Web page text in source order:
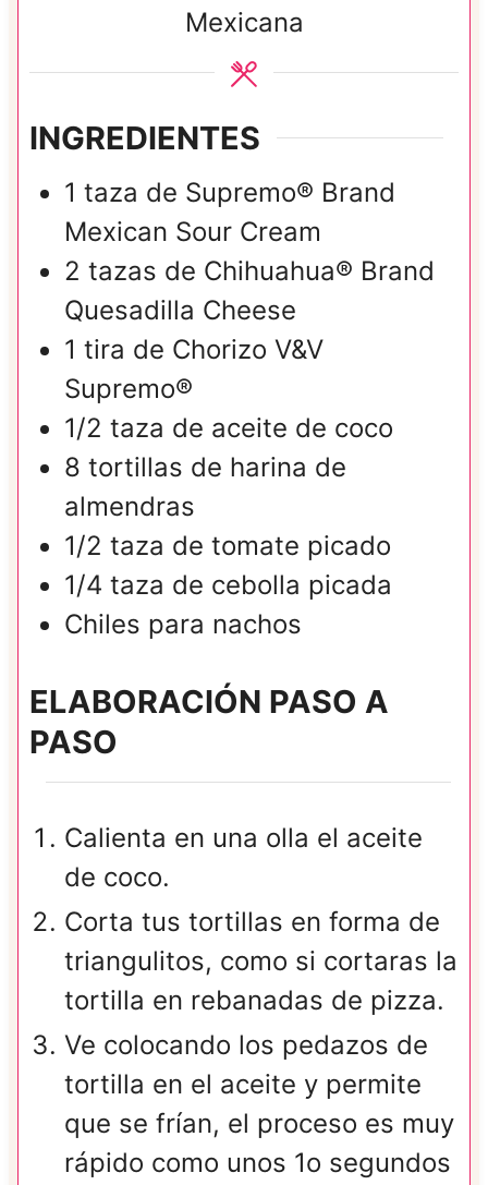
Mexicana
INGREDIENTES
1 taza de Supremo® Brand
Mexican Sour Cream
2 tazas de Chihuahua® Brand
Quesadilla Cheese
1 tira de Chorizo V&V
Supremo®
1/2 taza de aceite de coco
8 tortillas de harina de
almendras
1/2 taza de tomate picado
1/4 taza de cebolla picada
Chiles para nachos
ELABORACIÓN PASO A
PASO
Calienta en una olla el aceite
de coco.
Corta tus tortillas en forma de
triangulitos, como si cortaras la
tortilla en rebanadas de pizza.
Ve colocando los pedazos de
tortilla en el aceite y permite
que se frían, el proceso es muy
rápido como unos 1o segundos